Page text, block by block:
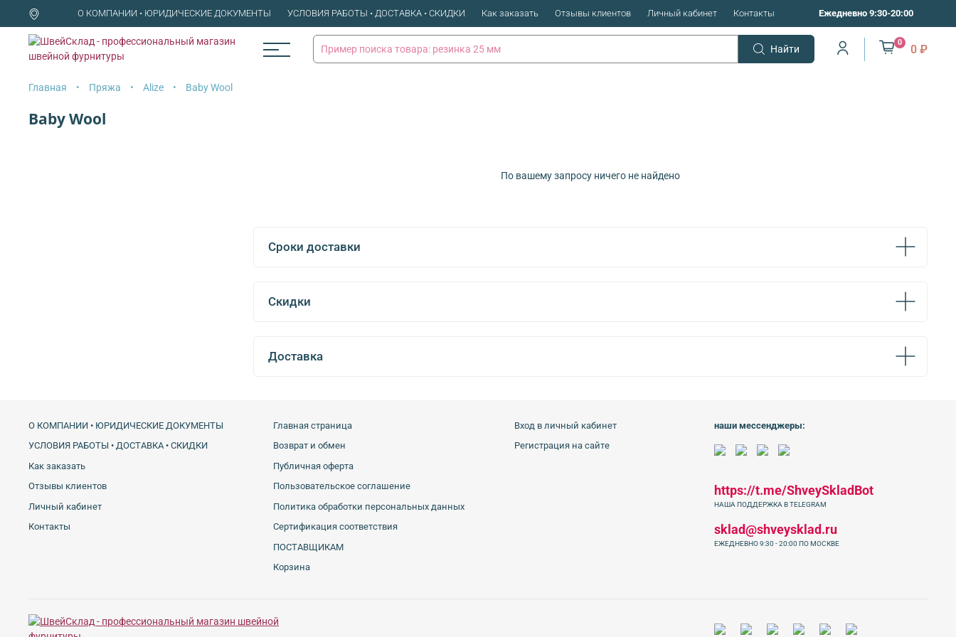
О КОМПАНИИ • ЮРИДИЧЕСКИЕ ДОКУМЕНТЫ УСЛОВИЯ РАБОТЫ • ДОСТАВКА • СКИДКИ Как заказать Отзывы клиентов Личный кабинет Контакты Ежедневно 9:30-20:00
Найти
0
0 ₽
Главная Пряжа Alize Baby Wool
Baby Wool
По вашему запросу ничего не найдено
Сроки доставки
Скидки
Доставка
О КОМПАНИИ • ЮРИДИЧЕСКИЕ ДОКУМЕНТЫ
УСЛОВИЯ РАБОТЫ • ДОСТАВКА • СКИДКИ
Как заказать
Отзывы клиентов
Личный кабинет
Контакты
Главная страница
Возврат и обмен
Публичная оферта
Пользовательское соглашение
Политика обработки персональных данных
Сертификация соответствия
ПОСТАВЩИКАМ
Корзина
Вход в личный кабинет
Регистрация на сайте
наши мессенджеры:
https://t.me/ShveySkladBot
НАША ПОДДЕРЖКА В TELEGRAM
sklad@shveysklad.ru
ЕЖЕДНЕВНО 9:30 - 20:00 ПО МОСКВЕ